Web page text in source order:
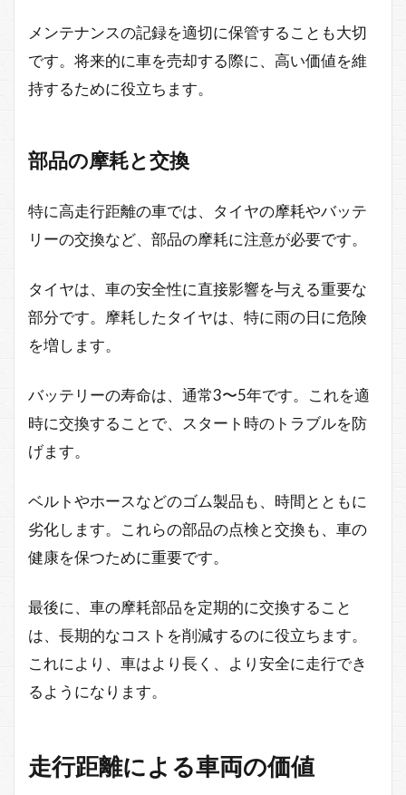
メンテナンスの記録を適切に保管することも大切
です。将来的に車を売却する際に、高い価値を維
持するために役立ちます。
部品の摩耗と交換
特に高走行距離の車では、タイヤの摩耗やバッテ
リーの交換など、部品の摩耗に注意が必要です。
タイヤは、車の安全性に直接影響を与える重要な
部分です。摩耗したタイヤは、特に雨の日に危険
を増します。
バッテリーの寿命は、通常3〜5年です。これを適
時に交換することで、スタート時のトラブルを防
げます。
ベルトやホースなどのゴム製品も、時間とともに
劣化します。これらの部品の点検と交換も、車の
健康を保つために重要です。
最後に、車の摩耗部品を定期的に交換すること
は、長期的なコストを削減するのに役立ちます。
これにより、車はより長く、より安全に走行でき
るようになります。
走行距離による車両の価値